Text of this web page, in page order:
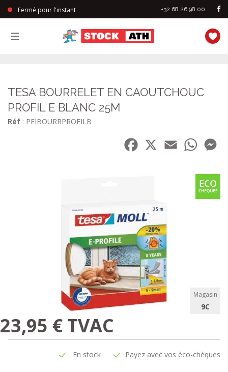
Fermé pour l'instant +32 68 26 98 00
TESA BOURRELET EN CAOUTCHOUC
PROFIL E BLANC 25M
Réf : PEIBOURRPROFILB
Facebook
Email
Magasin
9C
23,95 € TVAC
En stock Payez avec vos éco-chèques